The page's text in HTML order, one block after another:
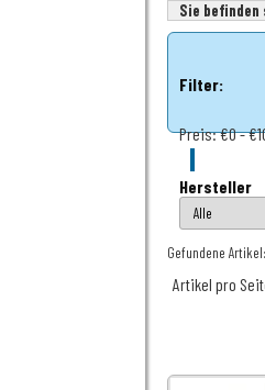
Sie
Filter:
Preis:€0 -
Hersteller
Gefundene Artikel:
Artikel pro